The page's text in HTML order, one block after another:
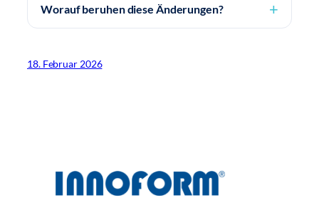
Worauf beruhen diese Änderungen?
18. Februar 2026